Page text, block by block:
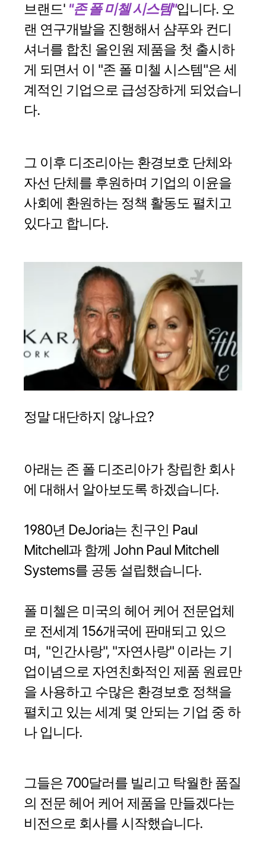
브랜드' "존 폴 미첼 시스템"입니다. 오
랜 연구개발을 진행해서 샴푸와 컨디
셔너를 합친 올인원 제품을 첫 출시하
게 되면서 이 "존 폴 미첼 시스템"은 세
계적인 기업으로 급성장하게 되었습니
다.
그 이후 디조리아는 환경보호 단체와
자선 단체를 후원하며 기업의 이윤을
사회에 환원하는 정책 활동도 펼치고
있다고 합니다.
정말 대단하지 않나요?
아래는 존 폴 디조리아가 창립한 회사
에 대해서 알아보도록 하겠습니다.
1980년 DeJoria는 친구인 Paul
Mitchell과 함께 John Paul Mitchell
Systems를 공동 설립했습니다.
폴 미첼은 미국의 헤어 케어 전문업체
로 전세계 156개국에 판매되고 있으
며, "인간사랑", "자연사랑" 이라는 기
업이념으로 자연친화적인 제품 원료만
을 사용하고 수많은 환경보호 정책을
펼치고 있는 세계 몇 안되는 기업 중 하
나 입니다.
그들은 700달러를 빌리고 탁월한 품질
의 전문 헤어 케어 제품을 만들겠다는
비전으로 회사를 시작했습니다.